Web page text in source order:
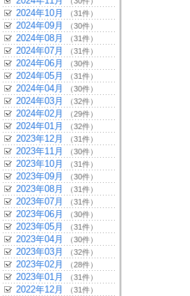
2024年10月 （31件）
2024年09月 （30件）
2024年08月 （31件）
2024年07月 （31件）
2024年06月 （30件）
2024年05月 （31件）
2024年04月 （30件）
2024年03月 （32件）
2024年02月 （29件）
2024年01月 （32件）
2023年12月 （31件）
2023年11月 （30件）
2023年10月 （31件）
2023年09月 （30件）
2023年08月 （31件）
2023年07月 （31件）
2023年06月 （30件）
2023年05月 （31件）
2023年04月 （30件）
2023年03月 （32件）
2023年02月 （28件）
2023年01月 （31件）
2022年12月 （31件）